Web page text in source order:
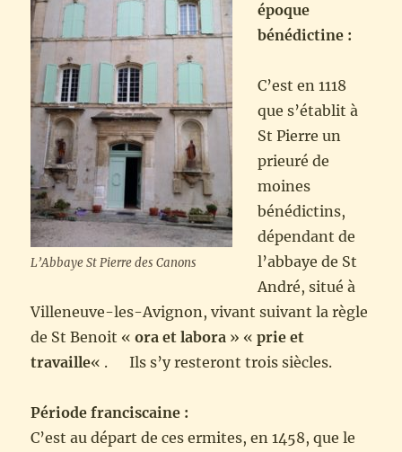
L’Abbaye St Pierre des Canons
époque
bénédictine :
C’est en 1118
que s’établit à
St Pierre un
prieuré de
moines
bénédictins,
dépendant de
l’abbaye de St
André, situé à
Villeneuve-les-Avignon, vivant suivant la règle
de St Benoit «ora et labora » «prie et
travaille« . Ils s’y resteront trois siècles.
Période franciscaine :
C’est au départ de ces ermites, en 1458, que le